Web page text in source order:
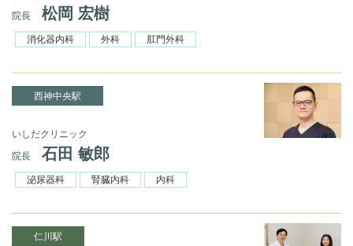
院長
松岡 宏樹
消化器内科 外科 肛門外科
西神中央駅
いしだクリニック
院長
石田 敏郎
泌尿器科 腎臓内科 内科
仁川駅